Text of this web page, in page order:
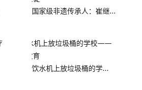
国家级非遗传承人：崔继...
饮水机上放垃圾桶的学...